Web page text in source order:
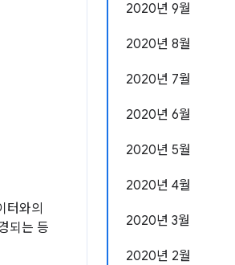
2020년 9월
2020년 8월
2020년 7월
2020년 6월
2020년 5월
2020년 4월
2020년 3월
2020년 2월
터와의
되는 등